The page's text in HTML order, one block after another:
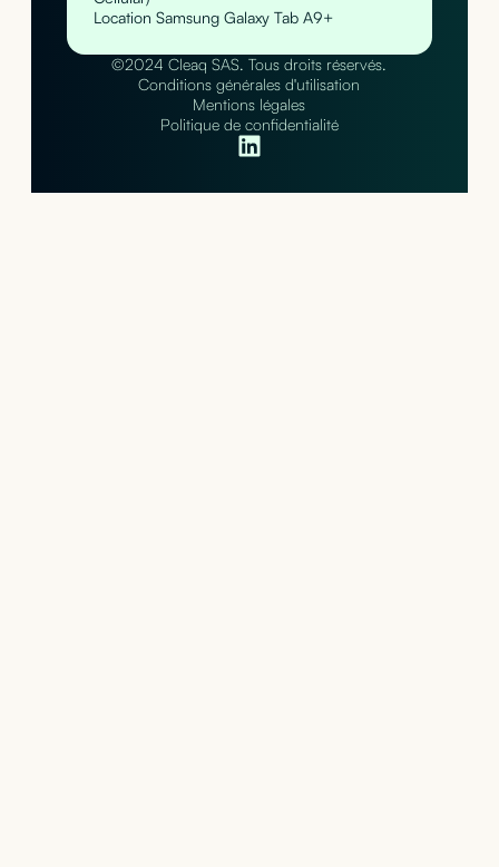
Location Samsung Galaxy Tab A9+
©2024 Cleaq SAS. Tous droits réservés.
Conditions générales d'utilisation
Mentions légales
Politique de confidentialité